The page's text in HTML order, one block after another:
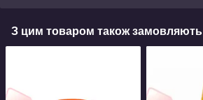
З цим товаром також замовляють